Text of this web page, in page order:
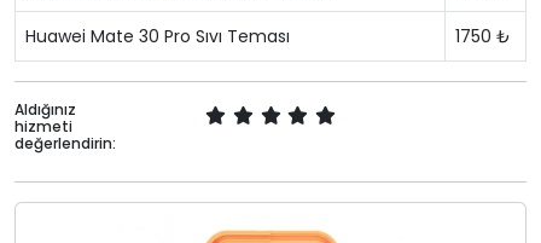
Huawei Mate 30 Pro Sıvı Teması 1750 ₺
Aldığınız
hizmeti
değerlendirin: